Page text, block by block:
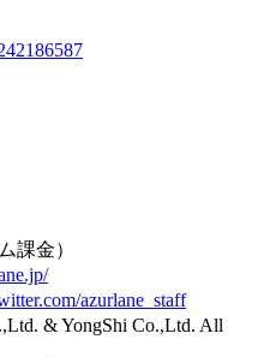
課金）
azurlane_staff
& YongShi Co.,Ltd. All